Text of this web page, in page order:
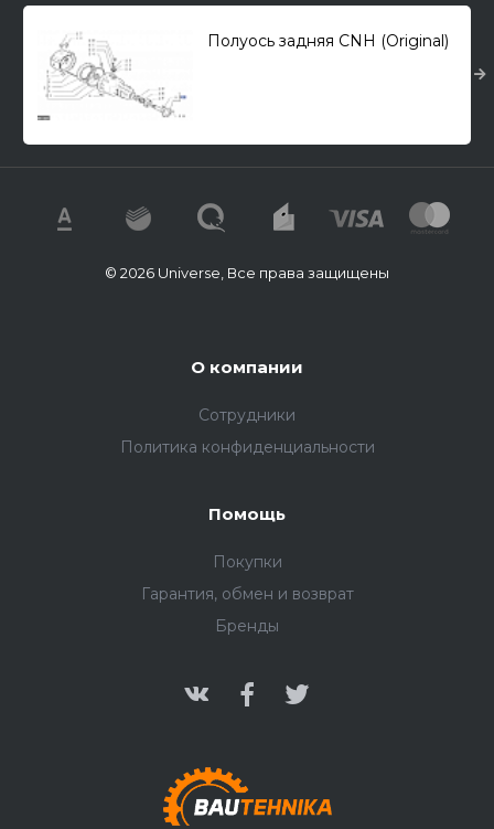
Полуось задняя CNH (Original)
© 2026 Universe, Все права защищены
О компании
Сотрудники
Политика конфиденциальности
Помощь
Покупки
Гарантия, обмен и возврат
Бренды